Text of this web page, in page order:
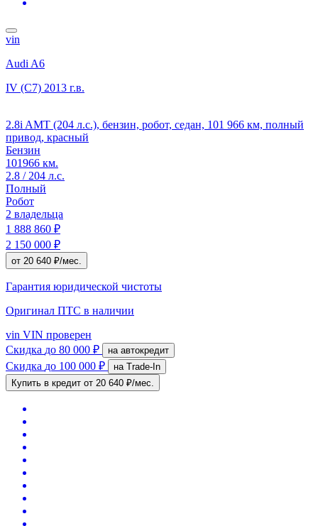
vin
Audi A6
IV (C7) 2013 г.в.
2.8i AMT (204 л.с.), бензин, робот, седан, 101 966 км, полный
привод, красный
Бензин
101966 км.
2.8 / 204 л.с.
Полный
Робот
2 владельца
1 888 860 ₽
2 150 000 ₽
от 20 640 ₽/мес.
Гарантия юридической чистоты
Оригинал ПТС в наличии
vin VIN проверен
Скидка до 80 000 ₽ на автокредит
Скидка до 100 000 ₽
на Trade-In
Купить в кредит от 20 640 ₽/мес.